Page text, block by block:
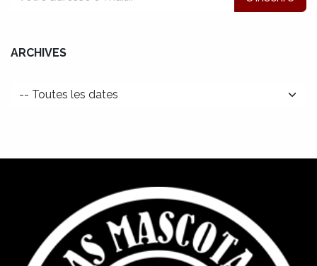
ARCHIVES